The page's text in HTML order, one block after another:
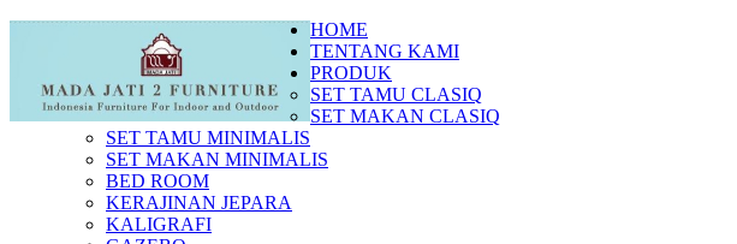
HOME
TENTANG KAMI
PRODUK
SET TAMU CLASIQ
SET MAKAN CLASIQ
SET TAMU MINIMALIS
SET MAKAN MINIMALIS
BED ROOM
KERAJINAN JEPARA
KALIGRAFI